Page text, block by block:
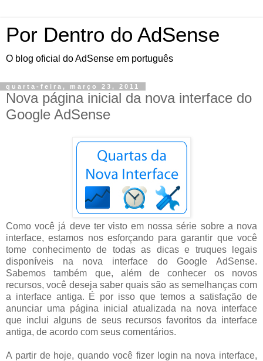
Por Dentro do AdSense
O blog oficial do AdSense em português
quarta-feira, março 23, 2011
Nova página inicial da nova interface do
Google AdSense
Como você já deve ter visto em nossa série sobre a nova
interface, estamos nos esforçando para garantir que você
tome conhecimento de todas as dicas e truques legais
disponíveis na nova interface do Google AdSense.
Sabemos também que, além de conhecer os novos
recursos, você deseja saber quais são as semelhanças com
a interface antiga. É por isso que temos a satisfação de
anunciar uma página inicial atualizada na nova interface
que inclui alguns de seus recursos favoritos da interface
antiga, de acordo com seus comentários.
A partir de hoje, quando você fizer login na nova interface,